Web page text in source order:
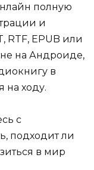
полную
и
RTF, EPUB или
на Андроиде,
в
на ходу.
с
подходит ли
в мир